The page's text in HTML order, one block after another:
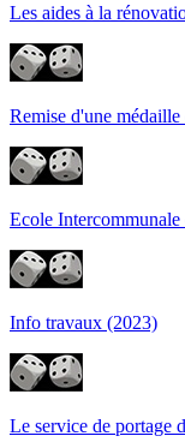
Les aides à la
Remise d'une
Ecole
Info travaux (2023)
Le service de portage